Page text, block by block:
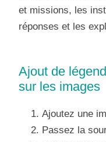
et missions, les
réponses et les
Ajout de
sur les images
Ajoutez une
Passez la